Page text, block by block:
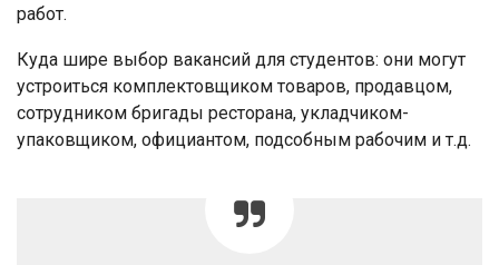
работ.
Куда шире выбор вакансий для студентов: они могут
устроиться комплектовщиком товаров, продавцом,
сотрудником бригады ресторана, укладчиком-
упаковщиком, официантом, подсобным рабочим и т.д.